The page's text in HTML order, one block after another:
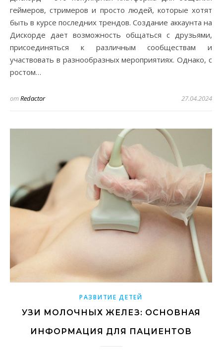
геймеров, стримеров и просто людей, которые хотят
быть в курсе последних трендов. Создание аккаунта на
Дискорде дает возможность общаться с друзьями,
присоединяться к различным сообществам и
участвовать в разнообразных мероприятиях. Однако, с
ростом…
отRedactor 27.04.2024
РАЗВИТИЕ ДЕТЕЙ
УЗИ МОЛОЧНЫХ ЖЕЛЕЗ: ОСНОВНАЯ
ИНФОРМАЦИЯ ДЛЯ ПАЦИЕНТОВ